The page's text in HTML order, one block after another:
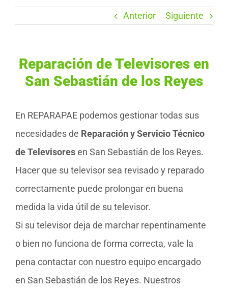
Anterior Siguiente
Reparación de Televisores en
San Sebastián de los Reyes
En REPARAPAE podemos gestionar todas sus
necesidades de Reparación y Servicio Técnico
de Televisoresen San Sebastián de los Reyes.
Hacer que su televisor sea revisado y reparado
correctamente puede prolongar en buena
medida la vida útil de su televisor.
Si su televisor deja de marchar repentinamente
o bien no funciona de forma correcta, vale la
pena contactar con nuestro equipo encargado
en San Sebastián de los Reyes. Nuestros